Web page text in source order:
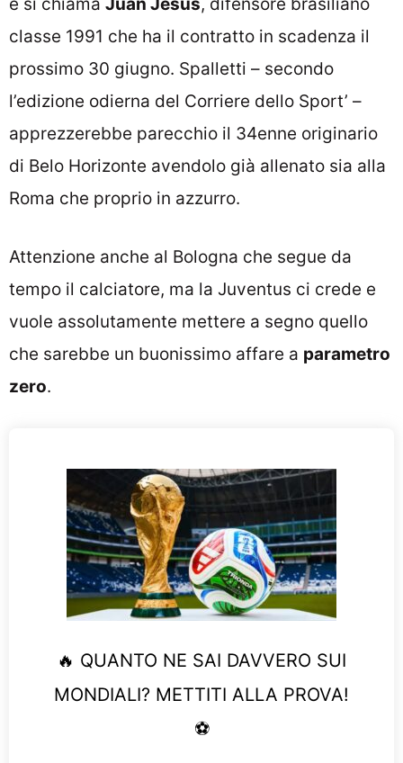
e si chiama Juan Jesus, difensore brasiliano
classe 1991 che ha il contratto in scadenza il
prossimo 30 giugno. Spalletti – secondo
l’edizione odierna del Corriere dello Sport’ –
apprezzerebbe parecchio il 34enne originario
di Belo Horizonte avendolo già allenato sia alla
Roma che proprio in azzurro.
Attenzione anche al Bologna che segue da
tempo il calciatore, ma la Juventus ci crede e
vuole assolutamente mettere a segno quello
che sarebbe un buonissimo affare a parametro
zero.
🔥 QUANTO NE SAI DAVVERO SUI
MONDIALI? METTITI ALLA PROVA!
⚽